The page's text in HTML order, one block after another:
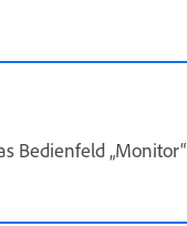
Bedienfeld „Monitor“